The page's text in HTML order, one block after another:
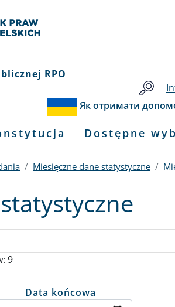
RPO
Як отримати
Dostępne
Miesięczne dane statystyczne
9
Data końcowa